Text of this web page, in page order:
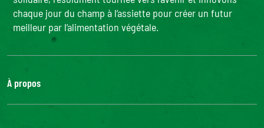
chaque jour du champ à l’assiette pour créer un futur
meilleur par l’alimentation végétale.
À propos
Le groupe Bonduelle